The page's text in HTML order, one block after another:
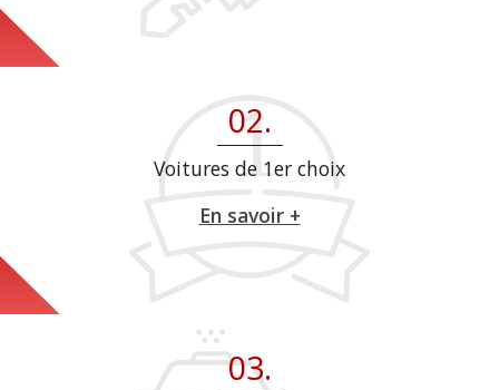
02.
Voitures de 1er choix
En savoir +
03.